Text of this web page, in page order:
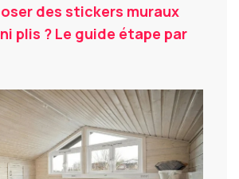
des stickers muraux
plis ? Le guide étape par